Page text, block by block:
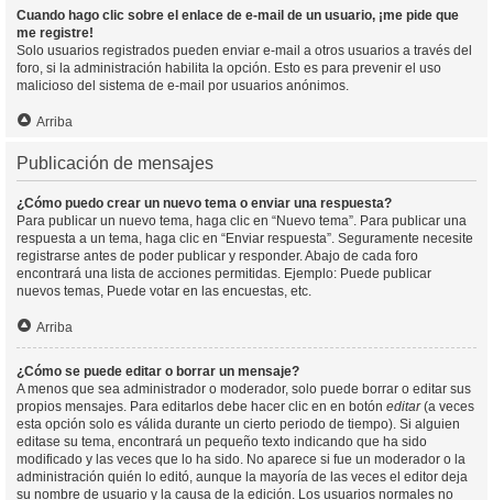
Cuando hago clic sobre el enlace de e-mail de un usuario, ¡me pide que
me registre!
Solo usuarios registrados pueden enviar e-mail a otros usuarios a través del
foro, si la administración habilita la opción. Esto es para prevenir el uso
malicioso del sistema de e-mail por usuarios anónimos.
Arriba
Publicación de mensajes
¿Cómo puedo crear un nuevo tema o enviar una respuesta?
Para publicar un nuevo tema, haga clic en “Nuevo tema”. Para publicar una
respuesta a un tema, haga clic en “Enviar respuesta”. Seguramente necesite
registrarse antes de poder publicar y responder. Abajo de cada foro
encontrará una lista de acciones permitidas. Ejemplo: Puede publicar
nuevos temas, Puede votar en las encuestas, etc.
Arriba
¿Cómo se puede editar o borrar un mensaje?
A menos que sea administrador o moderador, solo puede borrar o editar sus
propios mensajes. Para editarlos debe hacer clic en en botón editar(a veces
esta opción solo es válida durante un cierto periodo de tiempo). Si alguien
editase su tema, encontrará un pequeño texto indicando que ha sido
modificado y las veces que lo ha sido. No aparece si fue un moderador o la
administración quién lo editó, aunque la mayoría de las veces el editor deja
su nombre de usuario y la causa de la edición. Los usuarios normales no